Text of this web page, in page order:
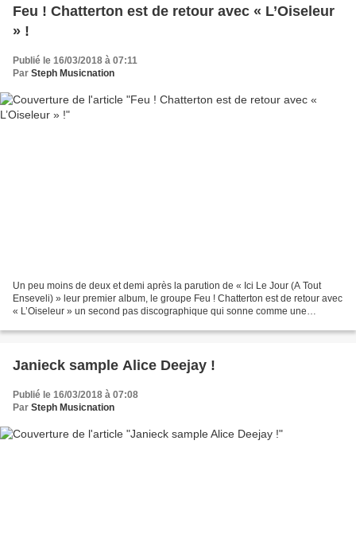
Feu ! Chatterton est de retour avec « L’Oiseleur
» !
Publié le 16/03/2018 à 07:11
Par Steph Musicnation
Un peu moins de deux et demi après la parution de « Ici Le Jour (A Tout
Enseveli) » leur premier album, le groupe Feu ! Chatterton est de retour avec
« L’Oiseleur » un second pas discographique qui sonne comme une
Janieck sample Alice Deejay !
Publié le 16/03/2018 à 07:08
Par Steph Musicnation